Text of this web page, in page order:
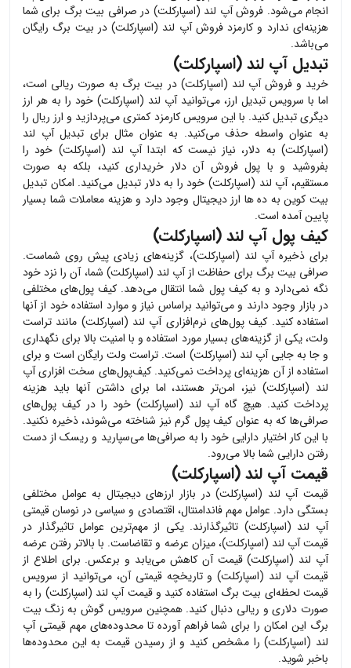
انجام می‌شود. فروشآپ لند (اسپارکلت) در صرافی بیت برگ برای شما
هزینه‌ای ندارد و کارمزد فروشآپ لند (اسپارکلت)در بیت برگ رایگان
می‌باشد.
تبدیل آپ لند (اسپارکلت)
خرید و فروشآپ لند (اسپارکلت) در بیت برگ به صورت ریالی است،
اما با سرویس تبدیل ارز، می‌توانیدآپ لند (اسپارکلت) خود را به هر ارز
دیگری تبدیل کنید. با این سرویس کارمزد کمتری می‌پردازید و ارز ریال را
به عنوان واسطه حذف می‌کنید. به عنوان مثال برای تبدیلآپ لند
(اسپارکلت)به دلار، نیاز نیست که ابتداآپ لند (اسپارکلت) خود را
بفروشید و با پول فروش آن دلار خریداری کنید، بلکه به صورت
مستقیم،آپ لند (اسپارکلت)خود را به دلار تبدیل می‌کنید. امکان تبدیل
بیت کوین به ده ها ارز دیجیتال وجود دارد و هزینه معاملات شما بسیار
پایین آمده است.
کیف پول آپ لند (اسپارکلت)
برای ذخیرهآپ لند (اسپارکلت)، گزینه‌های زیادی پیش روی شماست.
صرافی بیت برگ برای حفاظت ازآپ لند (اسپارکلت) شما، آن را نزد خود
نگه نمی‌دارد و به کیف پول شما انتقال می‌دهد. کیف پول‌های مختلفی
در بازار وجود دارند و می‌توانید براساس نیاز و موارد استفاده خود از آنها
استفاده کنید. کیف پول‌های نرم‌افزاریآپ لند (اسپارکلت) مانند تراست
ولت، یکی از گزینه‌های بسیار مورد استفاده و با امنیت بالا برای نگهداری
و جا به جاییآپ لند (اسپارکلت) است. تراست ولت رایگان است و برای
استفاده از آن هزینه‌ای پرداخت نمی‌کنید. کیف‌پول‌های سخت افزاریآپ
لند (اسپارکلت)نیز، امن‌تر هستند، اما برای داشتن آنها باید هزینه
پرداخت کنید. هیچ گاهآپ لند (اسپارکلت) خود را در کیف پول‌های
صرافی‌ها که به عنوان کیف پول گرم نیز شناخته می‌شوند، ذخیره نکنید.
با این کار اختیار دارایی خود را به صرافی‌ها می‌سپارید و ریسک از دست
رفتن دارایی شما بالا می‌رود.
قیمت آپ لند (اسپارکلت)
قیمتآپ لند (اسپارکلت)در بازار ارزهای دیجیتال به عوامل مختلفی
بستگی دارد. عوامل مهم فاندامنتال، اقتصادی و سیاسی در نوسان قیمتی
آپ لند (اسپارکلت) تاثیرگذارند. یکی از مهم‌ترین عوامل تاثیرگذار در
قیمتآپ لند (اسپارکلت)، میزان عرضه و تقاضاست. با بالاتر رفتن عرضه
آپ لند (اسپارکلت)قیمت آن کاهش می‌یابد و برعکس. برای اطلاع از
قیمتآپ لند (اسپارکلت)و تاریخچه قیمتی آن، می‌توانید از سرویس
قیمت لحظه‌ای بیت برگ استفاده کنید و قیمتآپ لند (اسپارکلت) را به
صورت دلاری و ریالی دنبال کنید. همچنین سرویس گوش به زنگ بیت
برگ این امکان را برای شما فراهم آورده تا محدوده‌های مهم قیمتیآپ
لند (اسپارکلت)را مشخص کنید و از رسیدن قیمت به این محدوده‌ها
باخبر شوید.